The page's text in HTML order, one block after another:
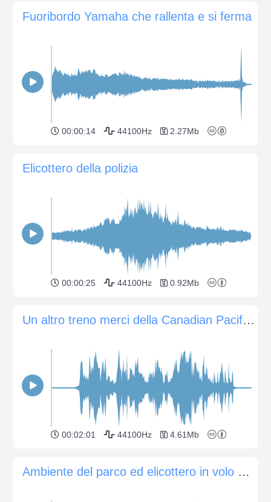
Fuoribordo Yamaha che rallenta e si ferma
00:00:14 44100Hz 2.27Mb
Elicottero della polizia
00:00:25 44100Hz 0.92Mb
Un altro treno merci della Canadian Pacific passa per Trenton, Ontario, Canada
00:02:01 44100Hz 4.61Mb
Ambiente del parco ed elicottero in volo di 1